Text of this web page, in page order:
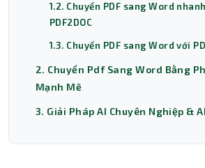
1.2. Chuyển PDF sang Word
PDF2DOC
1.3. Chuyển PDF sang Word với
2. Chuyển Pdf Sang Word Bằng
Mạnh Mẽ
3. Giải Pháp AI Chuyên Nghiệp &